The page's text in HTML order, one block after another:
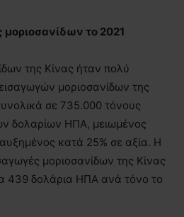
το 2021
της Κίνας ήταν πολύ
μοριοσανίδων της
σε 735.000 τόνους
δολαρίων ΗΠΑ, μειωμένος
κατά 25% σε αξία. Η
μοριοσανίδων της Κίνας
439 δολάρια ΗΠΑ ανά τόνο το